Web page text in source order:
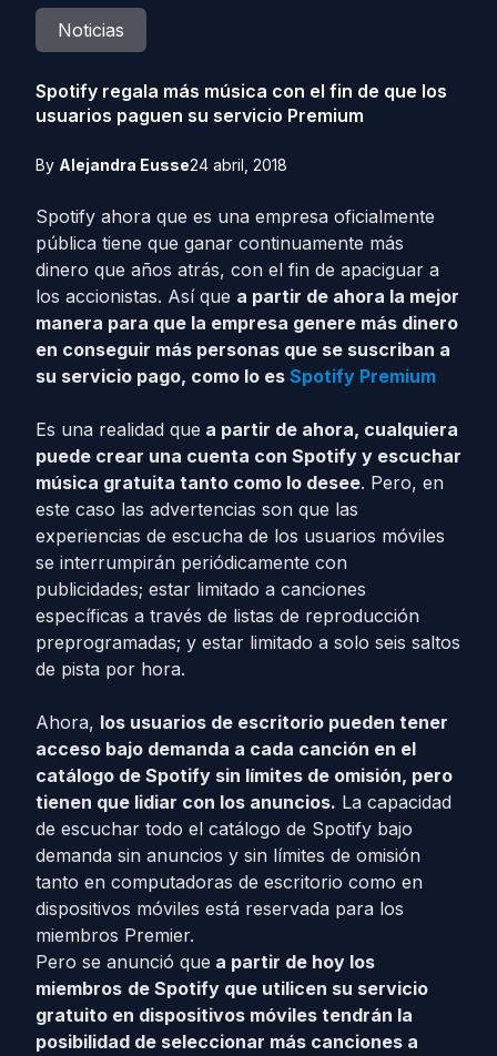
Noticias
Spotify regala más música con el fin de que los
usuarios paguen su servicio Premium
By Alejandra Eusse24 abril, 2018
Spotify ahora que es una empresa oficialmente
pública tiene que ganar continuamente más
dinero que años atrás, con el fin de apaciguar a
los accionistas. Así que a partir de ahora la mejor
manera para que la empresa genere más dinero
en conseguir más personas que se suscriban a
su servicio pago, como lo es Spotify Premium
Es una realidad que a partir de ahora, cualquiera
puede crear una cuenta con Spotify y escuchar
música gratuita tanto como lo desee. Pero, en
este caso las advertencias son que las
experiencias de escucha de los usuarios móviles
se interrumpirán periódicamente con
publicidades; estar limitado a canciones
específicas a través de listas de reproducción
preprogramadas; y estar limitado a solo seis saltos
de pista por hora.
Ahora, los usuarios de escritorio pueden tener
acceso bajo demanda a cada canción en el
catálogo de Spotify sin límites de omisión, pero
tienen que lidiar con los anuncios. La capacidad
de escuchar todo el catálogo de Spotify bajo
demanda sin anuncios y sin límites de omisión
tanto en computadoras de escritorio como en
dispositivos móviles está reservada para los
miembros Premier.
Pero se anunció que a partir de hoy los
miembros de Spotify que utilicen su servicio
gratuito en dispositivos móviles tendrán la
posibilidad de seleccionar más canciones a